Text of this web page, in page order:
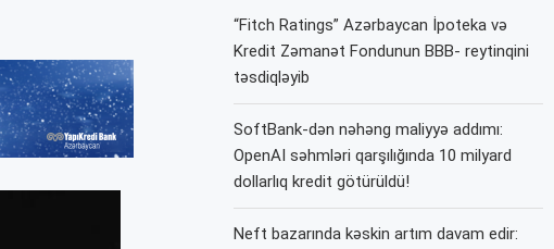
“Fitch Ratings” Azərbaycan İpoteka və
Kredit Zəmanət Fondunun BBB- reytinqini
təsdiqləyib
SoftBank-dən nəhəng maliyyə addımı:
OpenAI səhmləri qarşılığında 10 milyard
dollarlıq kredit götürüldü!
Neft bazarında kəskin artım davam edir: